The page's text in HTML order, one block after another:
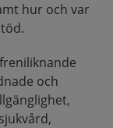
hur och var
och